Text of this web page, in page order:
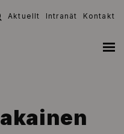
Aktuellt Intranät Kontakt